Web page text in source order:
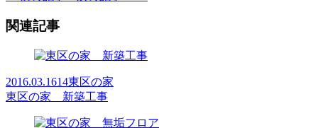
関連記事
2016.03.1614東区の家
東区の家 新築工事